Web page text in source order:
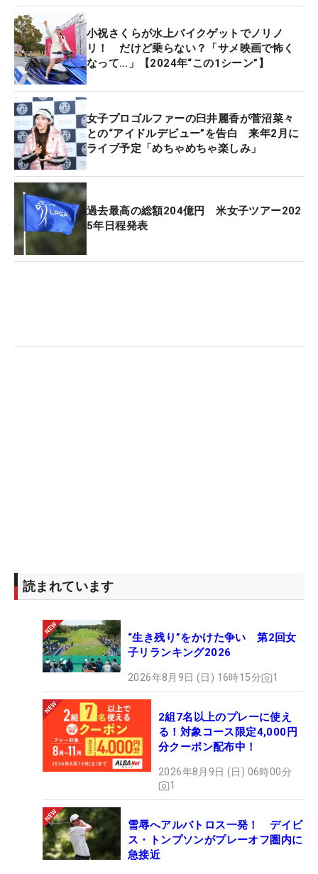
5964万円上乗せの51億4050万円。過去最高額は
2020-21年シーズンの64億7850万円であったが、
これは新型コロナウイルス感染拡大の影響で統合シ
ーズンとなったから。これを除けば、昨年の51億
6584万円に次ぐ賞金総額となった。
また、レギュラーツアーに目を向けると賞金額が増
えたのは、11月6～9日に開かれる日本開催の米国女
子ツアー「TOTOジャパンクラシック」。総額が今
年の200万ドルから210万ドルに増額され（1ドル＝
150円換算）、それに伴いツアー全体の賞金総額は
44億3500万円となり、今年度より微増した
■大会名変更は2試合
～15年、18年～19年を除きすべて鹿児島で行われ
ていた。名称もさることながら、会場も様変わりす
「Vポイント×SMBCレディス」紫カントリークラブ
すみれコース（千葉県）
「Sky RKBレディスクラシック」福岡雷山ゴルフ倶
楽部（福岡県）
「ブリヂストンレディス」中京ゴルフ倶楽部石野コ
ース（愛知県）
「リゾートトラスト レディス」グランディ鳴門ゴル
「ニトリレディスゴルフトーナメント」北海道カン
トリークラブ 大沼コース（北海道）
「ゴルフ5レディスプロゴルフトーナメント」ゴル
小祝さくらが水上バイクゲットでノリノ
リ！ だけど乗らない？「サメ映画で怖く
なって…」【2024年“この1シーン”】
女子プロゴルファーの臼井麗香が菅沼菜々
との“アイドルデビュー”を告白 来年2月に
ライブ予定「めちゃめちゃ楽しみ」
過去最高の総額204億円 米女子ツアー202
5年日程発表
読まれています
“生き残り”をかけた争い 第2回女
子リランキング2026
2026年8月9日 (日) 16時15分 1
2組7名以上のプレーに使え
る！対象コース限定4,000円
分クーポン配布中！
2026年8月9日 (日) 06時00分
1
雪辱へアルバトロス一発！ デイビ
ス・トンプソンがプレーオフ圏内に
急接近